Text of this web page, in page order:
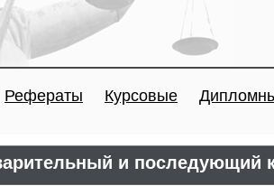
Рефераты Курсовые
и последующий